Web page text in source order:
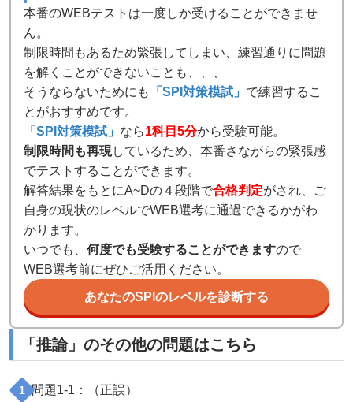
本番のWEBテストは一度しか受けることができませ
ん。
制限時間もあるため緊張してしまい、練習通りに問題
を解くことができないことも、、、
そうならないためにも
「SPI対策模試」 で練習するこ
とがおすすめです。
「SPI対策模試」 なら1科目5分から受験可能。
制限時間も再現しているため、本番さながらの緊張感
でテストすることができます。
解答結果をもとにA~Dの４段階で合格判定がされ、ご
自身の現状のレベルでWEB選考に通過できるかがわ
かります。
いつでも、 何度でも受験することができますので
WEB選考前にぜひご活用ください。
あなたのSPIのレベルを診断する
「 推論」のその他の問題はこちら
1 問題1-1 ：（正誤）